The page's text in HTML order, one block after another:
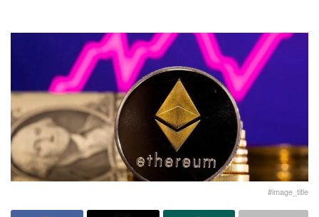
#image_title